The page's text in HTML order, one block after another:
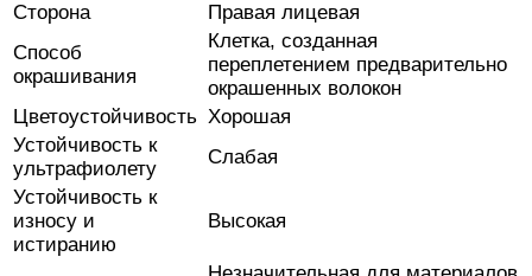
Сторона
Правая лицевая
Способ
окрашивания
Клетка, созданная
переплетением предварительно
окрашенных волокон
Цветоустойчивость Хорошая
Устойчивость к
ультрафиолету
Слабая
Устойчивость к
износу и
истиранию
Высокая